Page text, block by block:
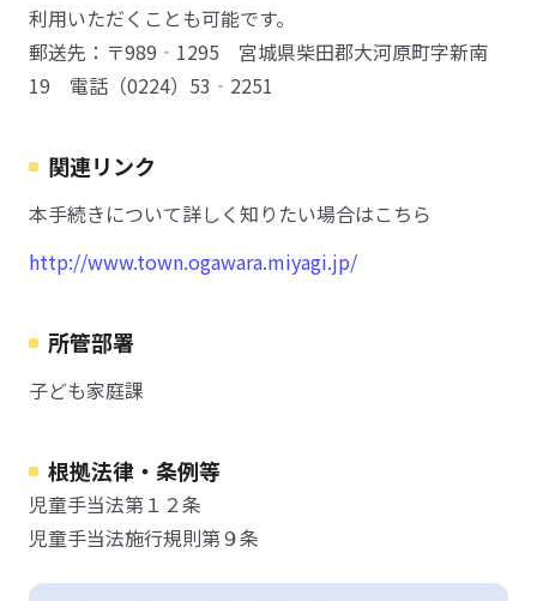
利用いただくことも可能です。
郵送先：〒989‐1295 宮城県柴田郡大河原町字新南
19 電話（0224）53‐2251
関連リンク
本手続きについて詳しく知りたい場合はこちら
http://www.town.ogawara.miyagi.jp/
所管部署
子ども家庭課
根拠法律・条例等
児童手当法第１２条
児童手当法施行規則第９条